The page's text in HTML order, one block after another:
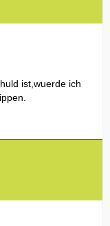
ist,wuerde ich